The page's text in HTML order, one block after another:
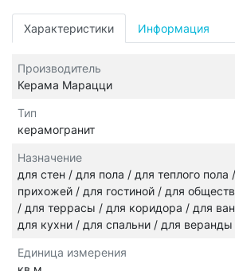
Характеристики Информация
Производитель
Керама Марацци
Тип
керамогранит
Назначение
для стен / для пола / для теплого
прихожей / для гостиной / для
/ для террасы / для коридора / для
для кухни / для спальни / для
Единица измерения